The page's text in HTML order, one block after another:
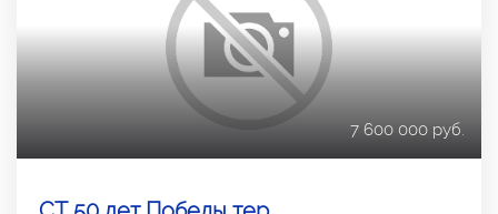
7 600 000 руб.